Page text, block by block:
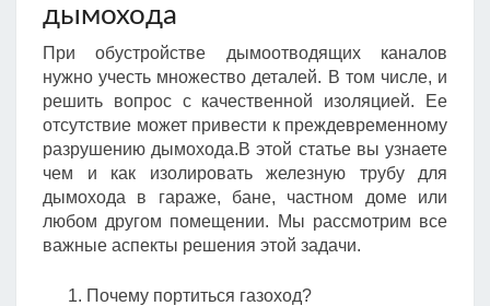
дымохода
При обустройстве дымоотводящих каналов
нужно учесть множество деталей. В том числе, и
решить вопрос с качественной изоляцией. Ее
отсутствие может привести к преждевременному
разрушению дымохода.В этой статье вы узнаете
чем и как изолировать железную трубу для
дымохода в гараже, бане, частном доме или
любом другом помещении. Мы рассмотрим все
важные аспекты решения этой задачи.
Почему портиться газоход?